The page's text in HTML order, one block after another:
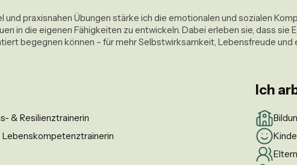
und praxisnahen Übungen stärke ich die emotionalen und sozialen
in die eigenen Fähigkeiten zu entwickeln. Dabei erleben sie, dass
& Resilienztrainerin
Ich